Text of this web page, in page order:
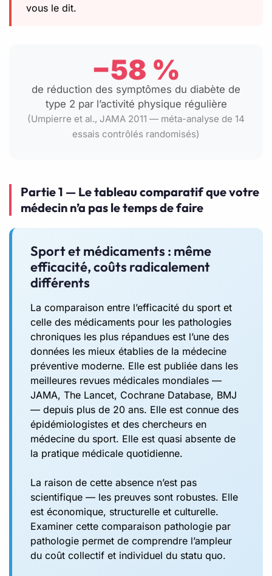
vous le dit.
−58 %
de réduction des symptômes du diabète de
type 2 par l’activité physique régulière
(Umpierre et al., JAMA 2011 — méta-analyse de 14
essais contrôlés randomisés)
Partie 1 — Le tableau comparatif que votre
médecin n’a pas le temps de faire
Sport et médicaments : même
efficacité, coûts radicalement
différents
La comparaison entre l’efficacité du sport et
celle des médicaments pour les pathologies
chroniques les plus répandues est l’une des
données les mieux établies de la médecine
préventive moderne. Elle est publiée dans les
meilleures revues médicales mondiales —
JAMA, The Lancet, Cochrane Database, BMJ
— depuis plus de 20 ans. Elle est connue des
épidémiologistes et des chercheurs en
médecine du sport. Elle est quasi absente de
la pratique médicale quotidienne.
La raison de cette absence n’est pas
scientifique — les preuves sont robustes. Elle
est économique, structurelle et culturelle.
Examiner cette comparaison pathologie par
pathologie permet de comprendre l’ampleur
du coût collectif et individuel du statu quo.